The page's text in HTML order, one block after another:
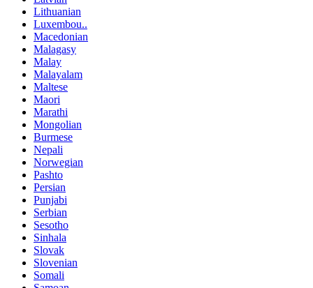
Lithuanian
Luxembou..
Macedonian
Malagasy
Malay
Malayalam
Maltese
Maori
Marathi
Mongolian
Burmese
Nepali
Norwegian
Pashto
Persian
Punjabi
Serbian
Sesotho
Sinhala
Slovak
Slovenian
Somali